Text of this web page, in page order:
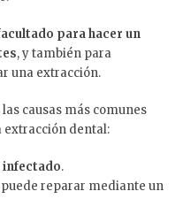
para hacer un
, y también para
una extracción.
causas más comunes
extracción dental:
infectado.
reparar mediante un